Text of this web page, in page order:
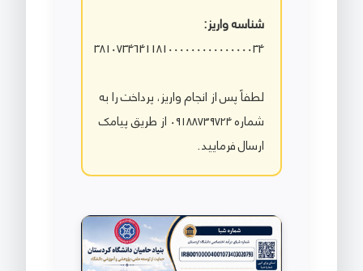
شناسه واریز:
381073464118100000000000000034
لطفاً پس از انجام واریز، پرداخت را به
شماره ۰۹۱۸۸۷۳۹۷۲۴ از طریق پیامک
ارسال فرمایید.